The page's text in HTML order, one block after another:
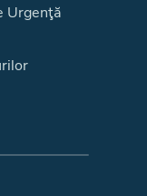
Urgenţă